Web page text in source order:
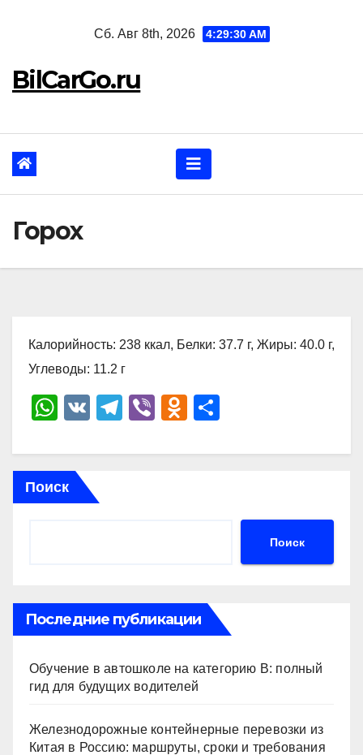
Сб. Авг 8th, 2026 4:29:31 AM
BilCarGo.ru
Горох
Калорийность: 238 ккал, Белки: 37.7 г, Жиры: 40.0 г,
Углеводы: 11.2 г
W
at
s
A
V
T
e
Vi
er
O
n
ki
р
ть
Поиск
Поиск
Последние публикации
Обучение в автошколе на категорию В: полный
гид для будущих водителей
Железнодорожные контейнерные перевозки из
Китая в Россию: маршруты, сроки и требования